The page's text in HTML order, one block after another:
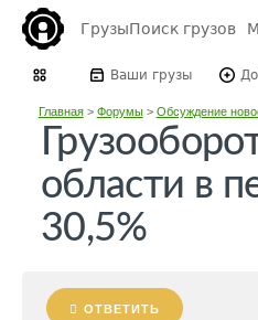
ГрузыПоиск грузов
Ваши грузы
Главная> Форумы> Обсуждение
области в
30,5%
ОТВЕТИТЬ